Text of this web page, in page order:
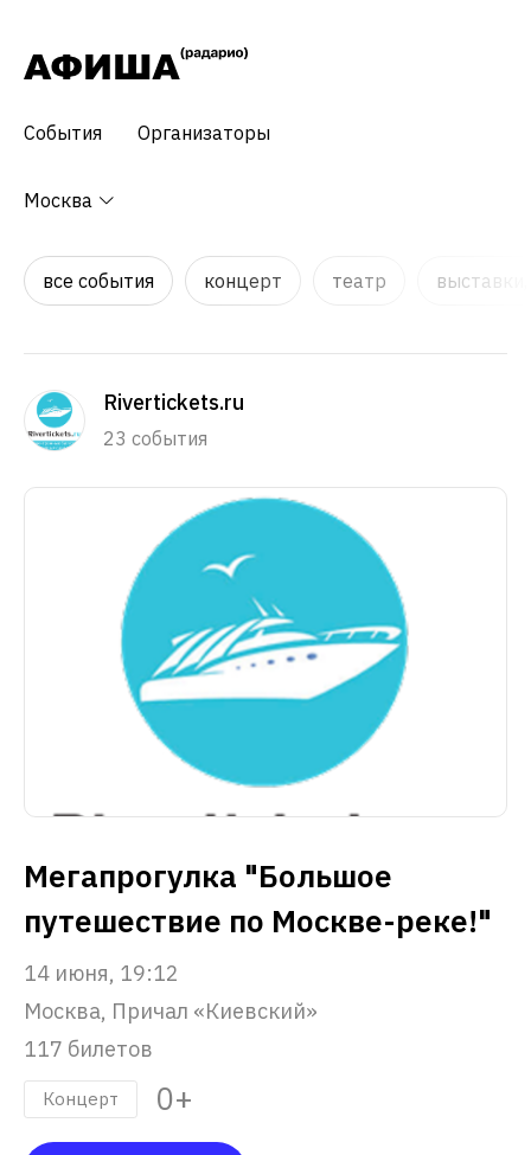
События Организаторы
Москва
все события концерт театр
Rivertickets.ru
23 события
Мегапрогулка "Большое
путешествие по Москве-реке!"
14 июня, 19:12
Москва, Причал «Киевский»
117 билетов
Концерт 0+